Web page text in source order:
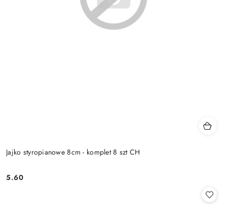
Jajko styropianowe 8cm - komplet 8 szt CH
Cena:
5.60